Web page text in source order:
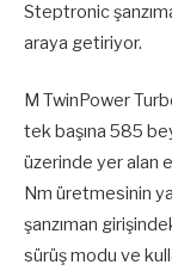
Steptronic
araya getiriyor.
M TwinPower
tek başına 585
üzerinde yer alan
Nm üretmesinin
şanzıman
sürüş modu ve